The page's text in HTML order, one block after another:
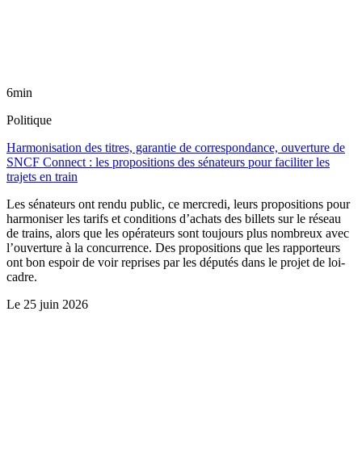
6min
Politique
Harmonisation des titres, garantie de correspondance, ouverture de
SNCF Connect : les propositions des sénateurs pour faciliter les
trajets en train
Les sénateurs ont rendu public, ce mercredi, leurs propositions pour
harmoniser les tarifs et conditions d’achats des billets sur le réseau
de trains, alors que les opérateurs sont toujours plus nombreux avec
l’ouverture à la concurrence. Des propositions que les rapporteurs
ont bon espoir de voir reprises par les députés dans le projet de loi-
cadre.
Le 25 juin 2026